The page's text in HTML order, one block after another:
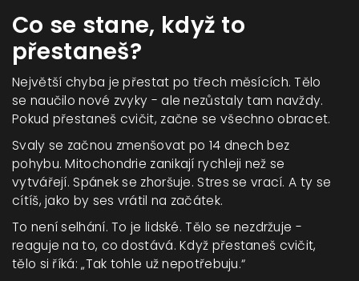
Co se stane, když to
přestaneš?
Největší chyba je přestat po třech měsících. Tělo
se naučilo nové zvyky - ale nezůstaly tam navždy.
Pokud přestaneš cvičit, začne se všechno obracet.
Svaly se začnou zmenšovat po 14 dnech bez
pohybu. Mitochondrie zanikají rychleji než se
vytvářejí. Spánek se zhoršuje. Stres se vrací. A ty se
cítíš, jako by ses vrátil na začátek.
To není selhání. To je lidské. Tělo se nezdržuje -
reaguje na to, co dostává. Když přestaneš cvičit,
tělo si říká: „Tak tohle už nepotřebuju.“